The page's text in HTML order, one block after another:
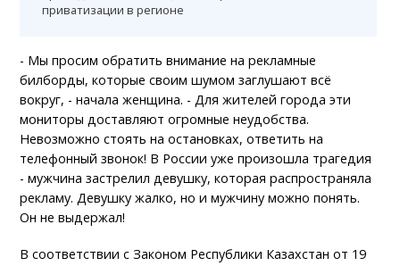
приватизации в регионе
- Мы просим обратить внимание на рекламные
билборды, которые своим шумом заглушают всё
вокруг, - начала женщина. - Для жителей города эти
мониторы доставляют огромные неудобства.
Невозможно стоять на остановках, ответить на
телефонный звонок! В России уже произошла трагедия
- мужчина застрелил девушку, которая распространяла
рекламу. Девушку жалко, но и мужчину можно понять.
Он не выдержал!
В соответствии с Законом Республики Казахстан от 19